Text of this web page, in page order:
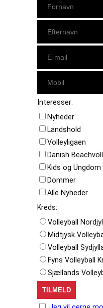
Interesser:
Nyheder
Landshold
Volleyligaen
Danish
Kids og Ungdom
Dommer
Alle Nyheder
Kreds:
Volleyball
Midtjysk
Volleyball
Fyns Volleyball
Sjællands